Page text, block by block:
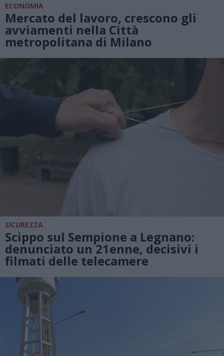
ECONOMIA
Mercato del lavoro, crescono gli
avviamenti nella Città
metropolitana di Milano
SICUREZZA
Scippo sul Sempione a Legnano:
denunciato un 21enne, decisivi i
filmati delle telecamere